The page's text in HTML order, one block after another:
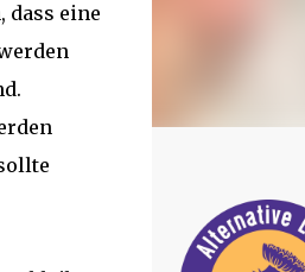
dass eine